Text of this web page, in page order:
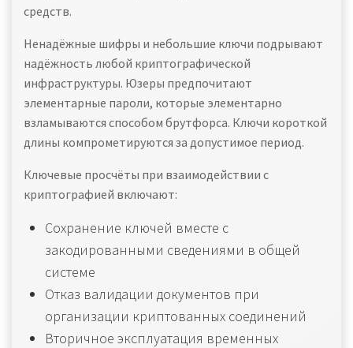
средств.
Ненадёжные шифры и небольшие ключи подрывают
надёжность любой криптографической
инфраструктуры. Юзеры предпочитают
элементарные пароли, которые элементарно
взламываются способом брутфорса. Ключи короткой
длины компрометируются за допустимое период.
Ключевые просчёты при взаимодействии с
криптографией включают:
Сохранение ключей вместе с
закодированными сведениями в общей
системе
Отказ валидации документов при
организации криптованных соединений
Вторичное эксплуатация временных